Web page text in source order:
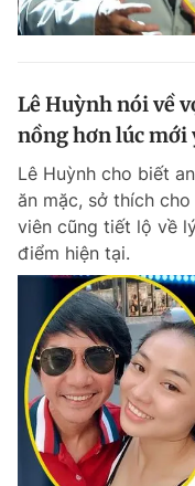
Lê Huỳnh nói về
nồng hơn lúc mới
Lê Huỳnh cho biết
ăn mặc, sở thích
viên cũng tiết lộ về
điểm hiện tại.